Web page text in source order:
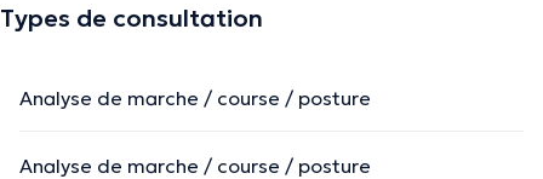
Types de consultation
Analyse de marche / course / posture
Analyse de marche / course / posture